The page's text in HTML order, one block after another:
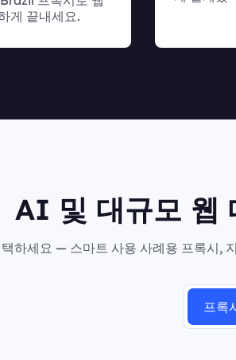
게 끝내세요.
AI 및 대규모 웹
하세요 — 스마트 사용 사례용 프록시,
프록